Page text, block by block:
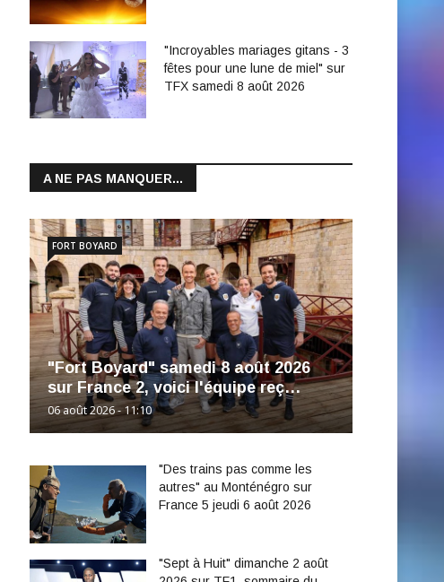
"Incroyables mariages gitans - 3
fêtes pour une lune de miel" sur
TFX samedi 8 août 2026
A NE PAS MANQUER...
"Fort Boyard" samedi 8 août 2026
sur France 2, voici l'équipe reç…
06 août 2026 - 11:10
FORT BOYARD
"Des trains pas comme les
autres" au Monténégro sur
France 5 jeudi 6 août 2026
"Sept à Huit" dimanche 2 août